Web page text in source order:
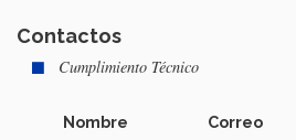
Contactos
Cumplimiento Técnico
Nombre Correo